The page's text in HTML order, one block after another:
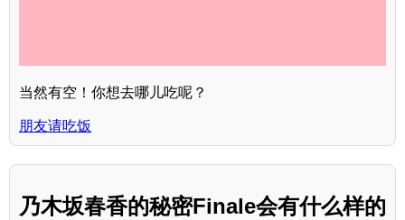
当然有空！你想去哪儿吃呢？
朋友请吃饭
乃木坂春香的秘密Finale会有什么样的